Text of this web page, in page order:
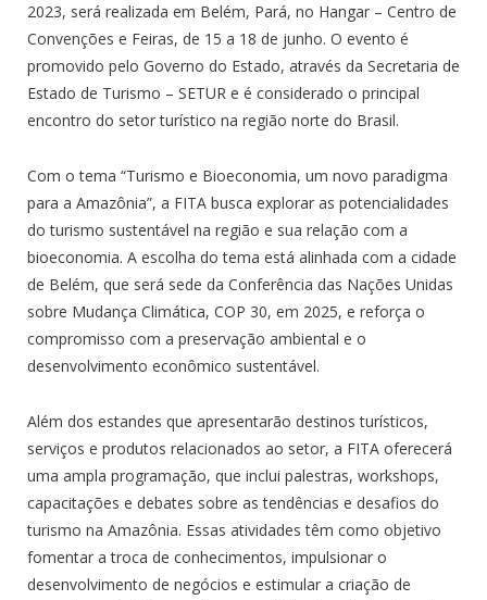
2023, será realizada em Belém, Pará, no Hangar – Centro de
Convenções e Feiras, de 15 a 18 de junho. O evento é
promovido pelo Governo do Estado, através da Secretaria de
Estado de Turismo – SETUR e é considerado o principal
encontro do setor turístico na região norte do Brasil.
Com o tema “Turismo e Bioeconomia, um novo paradigma
para a Amazônia”, a FITA busca explorar as potencialidades
do turismo sustentável na região e sua relação com a
bioeconomia. A escolha do tema está alinhada com a cidade
de Belém, que será sede da Conferência das Nações Unidas
sobre Mudança Climática, COP 30, em 2025, e reforça o
compromisso com a preservação ambiental e o
desenvolvimento econômico sustentável.
Além dos estandes que apresentarão destinos turísticos,
serviços e produtos relacionados ao setor, a FITA oferecerá
uma ampla programação, que inclui palestras, workshops,
capacitações e debates sobre as tendências e desafios do
turismo na Amazônia. Essas atividades têm como objetivo
fomentar a troca de conhecimentos, impulsionar o
desenvolvimento de negócios e estimular a criação de